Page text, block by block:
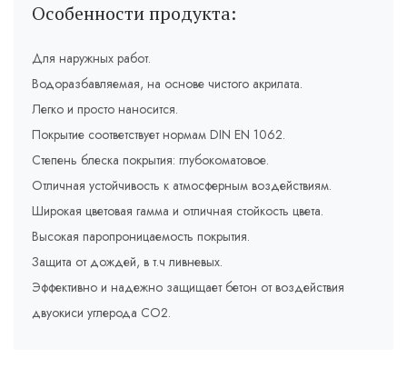
Особенности продукта:
Для наружных работ.
Водоразбавляемая, на основе чистого акрилата.
Легко и просто наносится.
Покрытие соответствует нормам DIN EN 1062.
Степень блеска покрытия: глубокоматовое.
Отличная устойчивость к атмосферным воздействиям.
Широкая цветовая гамма и отличная стойкость цвета.
Высокая паропроницаемость покрытия.
Защита от дождей, в т.ч ливневых.
Эффективно и надежно защищает бетон от воздействия
двуокиси углерода СО2.